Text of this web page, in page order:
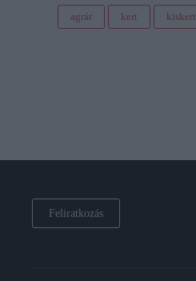
agrár kert kiskert
Feliratkozás